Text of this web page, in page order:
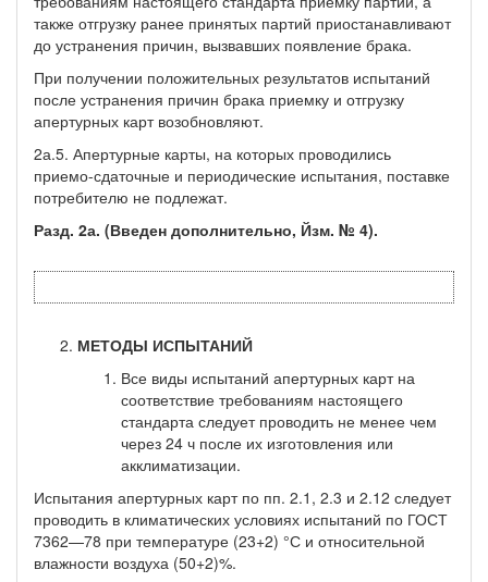
также отгрузку ранее принятых партий приостанавливают
до устранения причин, вы­звавших появление брака.
При получении положительных результатов испытаний
после устранения причин брака приемку и отгрузку
апертурных карт возобновляют.
2а.5. Апертурные карты, на которых проводились
приемо-сда­точные и периодические испытания, поставке
потребителю не подлежат.
Разд. 2а. (Введен дополнительно, Йзм. № 4).
МЕТОДЫ ИСПЫТАНИЙ
Все виды испытаний апертурных карт на
соответствие тре­бованиям настоящего
стандарта следует проводить не менее чем
через 24 ч после их изготовления или
акклиматизации.
Испытания апертурных карт по пп. 2.1, 2.3 и 2.12 следует
про­водить в климатических условиях испытаний по ГОСТ
7362—78 при температуре (23+2) °С и относительной
влажности воздуха (50+2)%.